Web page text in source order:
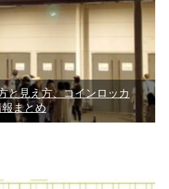
と見え方、コインロッカ
まとめ